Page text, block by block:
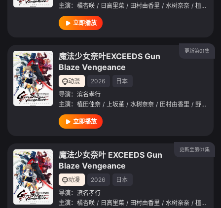
主演： 橘杏咲 / 日高里菜 / 田村由香里 / 水树奈奈 / 植田佳奈
立即播放
更新第01集
魔法少女奈叶EXCEEDS Gun
Blaze Vengeance
动漫 2026
日本
导演： 滨名孝行
主演： 植田佳奈 / 上坂堇 / 水树奈奈 / 田村由香里 / 野上尤加奈
立即播放
更新至第01集
魔法少女奈叶 EXCEEDS Gun
Blaze Vengeance
动漫 2026
日本
导演： 滨名孝行
主演： 橘杏咲 / 日高里菜 / 田村由香里 / 水树奈奈 / 植田佳奈